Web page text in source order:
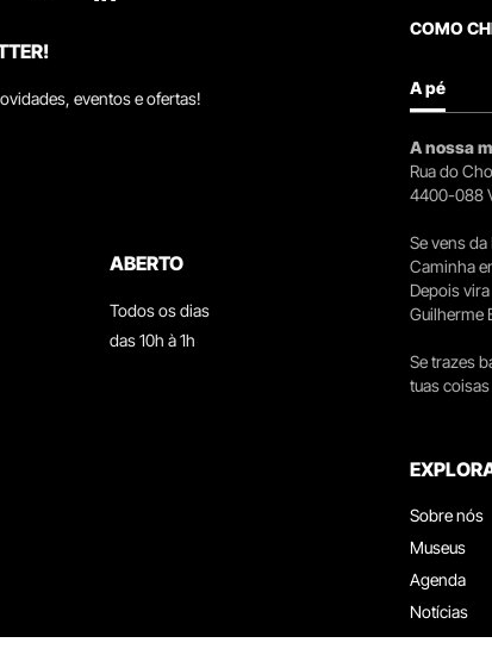
eventos e ofertas!
ABERTO
Todos os dias
das 10h à 1h
COMO
A pé
A nossa
Rua do
4400-088
Se vens
Caminha
Depois
Guilherme
Se trazes
tuas
Sobre nós
Museus
Agenda
Notícias